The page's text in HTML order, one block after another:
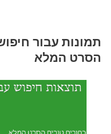
תמונות עבור
הסרט המלא